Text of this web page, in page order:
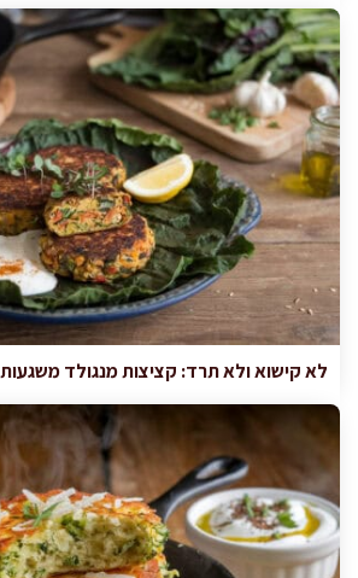
לא קישוא ולא תרד: קציצות מנגולד